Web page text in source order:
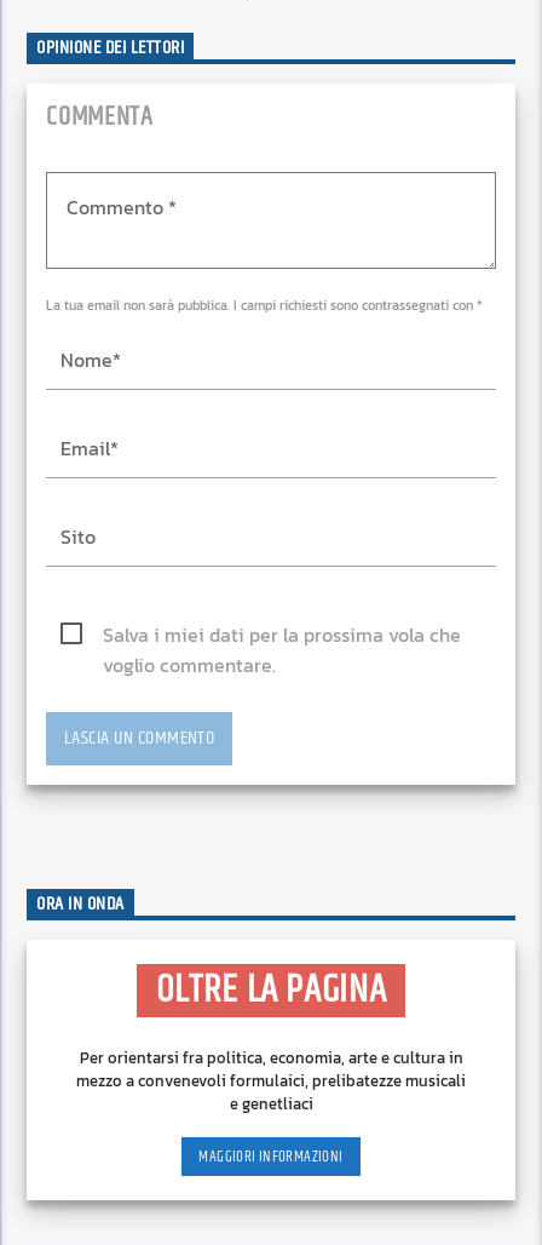
OPINIONE DEI LETTORI
COMMENTA
La tua email non sarà pubblica. I campi richiesti sono contrassegnati con *
Salva i miei dati per la prossima vola che
voglio commentare.
ORA IN ONDA
OLTRE LA PAGINA
Per orientarsi fra politica, economia, arte e cultura in
mezzo a convenevoli formulaici, prelibatezze musicali
e genetliaci
MAGGIORI INFORMAZIONI